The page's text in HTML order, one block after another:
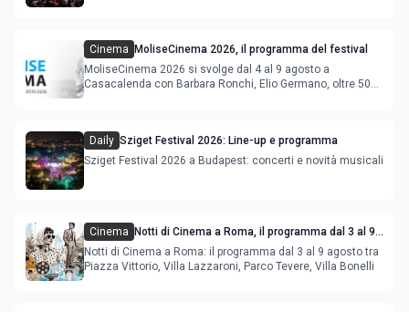
Cinema MoliseCinema 2026, il programma del festival
MoliseCinema 2026 si svolge dal 4 al 9 agosto a
Casacalenda con Barbara Ronchi, Elio Germano, oltre 50
Daily Sziget Festival 2026: Line-up e programma
Sziget Festival 2026 a Budapest: concerti e novità musicali
Cinema Notti di Cinema a Roma, il programma dal 3 al 9
agosto
Notti di Cinema a Roma: il programma dal 3 al 9 agosto tra
Piazza Vittorio, Villa Lazzaroni, Parco Tevere, Villa Bonelli